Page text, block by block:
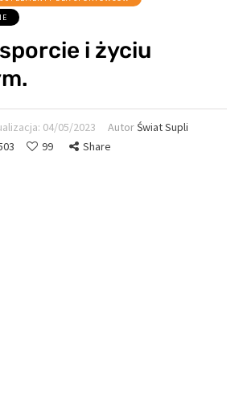
i życiu
04/05/2023 AutorŚwiat Supli
99 Share